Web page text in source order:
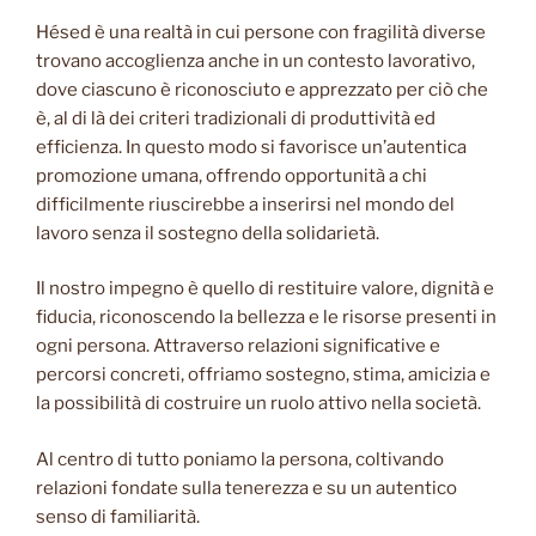
Hésed è una realtà in cui persone con fragilità diverse
trovano accoglienza anche in un contesto lavorativo,
dove ciascuno è riconosciuto e apprezzato per ciò che
è, al di là dei criteri tradizionali di produttività ed
efficienza. In questo modo si favorisce un’autentica
promozione umana, offrendo opportunità a chi
difficilmente riuscirebbe a inserirsi nel mondo del
lavoro senza il sostegno della solidarietà.
Il nostro impegno è quello di restituire valore, dignità e
fiducia, riconoscendo la bellezza e le risorse presenti in
ogni persona. Attraverso relazioni significative e
percorsi concreti, offriamo sostegno, stima, amicizia e
la possibilità di costruire un ruolo attivo nella società.
Al centro di tutto poniamo la persona, coltivando
relazioni fondate sulla tenerezza e su un autentico
senso di familiarità.